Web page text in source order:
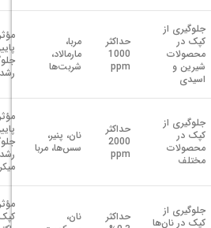
جلوگیری از
کپک در
محصولات
شیرین و
اسیدی
حداکثر
1000
ppm
مربا،
مارمالاد،
شربت‌ها
جلوگیری از
کپک در
محصولات
مختلف
حداکثر
2000
ppm
نان، پنیر،
سس‌ها، مربا
جلوگیری از
کپک در نان‌ها
حداکثر
نان،